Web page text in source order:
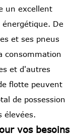
un excellent
De
et ses pneus
consommation
et d'autres
flotte peuvent
de possession
élevées.
vos besoins